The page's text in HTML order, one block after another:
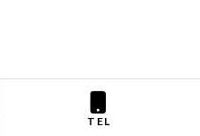
TEL